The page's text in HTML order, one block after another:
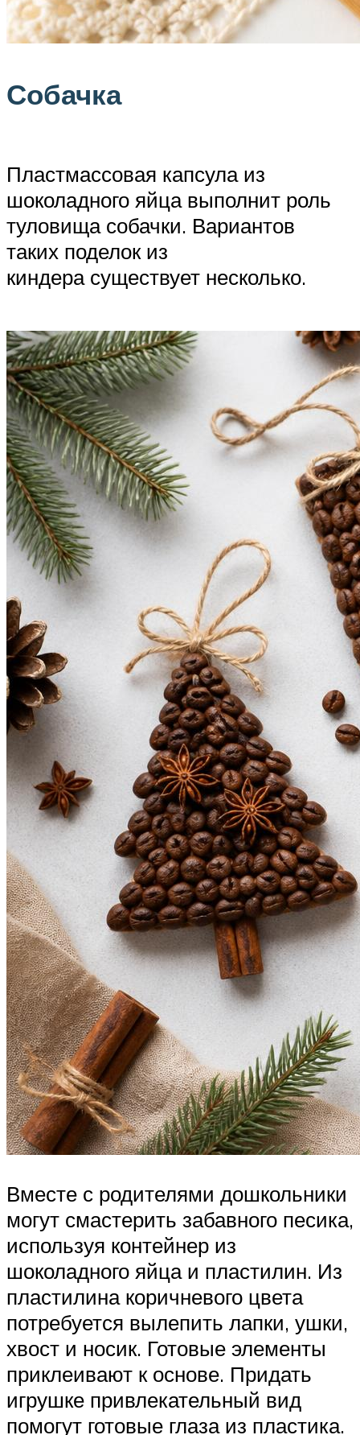
Собачка
Пластмассовая капсула из
шоколадного яйца выполнит роль
туловища собачки. Вариантов
таких поделок из
киндера существует несколько.
Вместе с родителями дошкольники
могут смастерить забавного песика,
используя контейнер из
шоколадного яйца и пластилин. Из
пластилина коричневого цвета
потребуется вылепить лапки, ушки,
хвост и носик. Готовые элементы
приклеивают к основе. Придать
игрушке привлекательный вид
помогут готовые глаза из пластика.